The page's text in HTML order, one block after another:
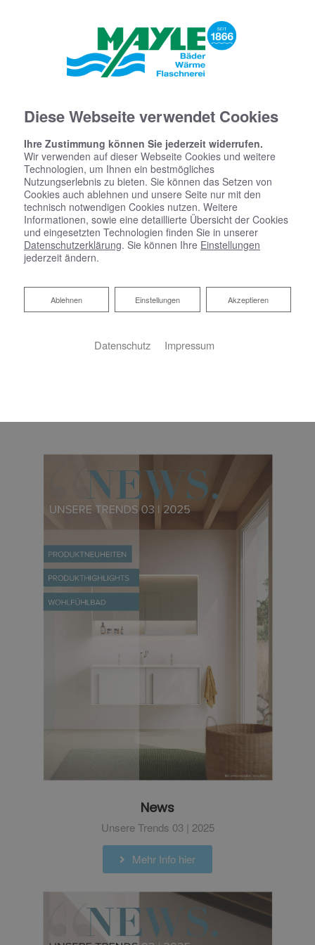
News
Unsere Trends 03 | 2025
Mehr Info hier
Diese Webseite verwendet Cookies
Ihre Zustimmung können Sie jederzeit widerrufen.
Wir verwenden auf dieser Webseite Cookies und weitere
Technologien, um Ihnen ein bestmögliches
Nutzungserlebnis zu bieten. Sie können das Setzen von
Cookies auch ablehnen und unsere Seite nur mit den
technisch notwendigen Cookies nutzen. Weitere
Informationen, sowie eine detaillierte Übersicht der Cookies
und eingesetzten Technologien finden Sie in unserer
Datenschutzerklärung. Sie können Ihre Einstellungen
jederzeit ändern.
Akzeptieren
Einstellungen
Ablehnen
Ablehnen
Datenschutz Impressum